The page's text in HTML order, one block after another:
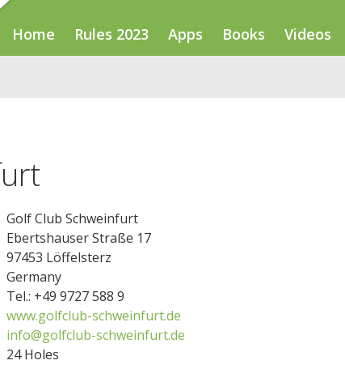
Home Rules 2023 Apps Books Videos
Golf Club Schweinfurt
Ebertshauser Straße 17
97453 Löffelsterz
Germany
Tel.: +49 9727 588 9
www.golfclub-schweinfurt.de
info@golfclub-schweinfurt.de
24 Holes